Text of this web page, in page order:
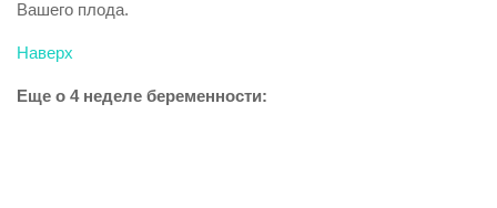
Вашего плода.
Наверх
Еще о 4 неделе беременности: